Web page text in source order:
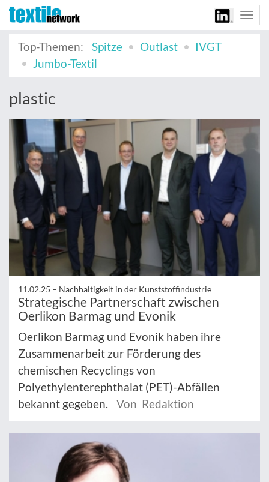
Top-Themen:
Spitze Outlast
IVGT
Jumbo-Textil
plastic
11.02.25 – Nachhaltigkeit in der Kunststoffindustrie
Strategische Partnerschaft zwischen
Oerlikon Barmag und Evonik
Oerlikon Barmag und Evonik haben ihre
Zusammenarbeit zur Förderung des
chemischen Recyclings von
Polyethylenterephthalat (PET)-Abfällen
bekannt gegeben.
Von Redaktion